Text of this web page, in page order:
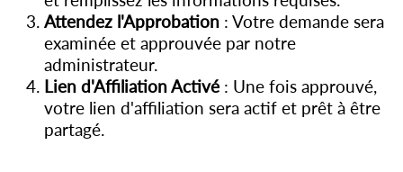
Attendez l'Approbation : Votre demande sera
examinée et approuvée par notre
administrateur.
Lien d'Affiliation Activé : Une fois approuvé,
votre lien d'affiliation sera actif et prêt à être
partagé.